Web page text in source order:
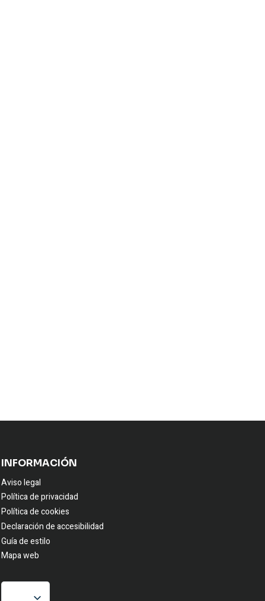
INFORMACIÓN
Aviso legal
Política de privacidad
Política de cookies
Declaración de accesibilidad
Guía de estilo
Mapa web